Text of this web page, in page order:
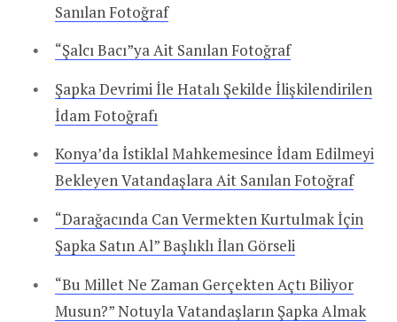
Sanılan Fotoğraf
“Şalcı Bacı”ya Ait Sanılan Fotoğraf
Şapka Devrimi İle Hatalı Şekilde İlişkilendirilen
İdam Fotoğrafı
Konya’da İstiklal Mahkemesince İdam Edilmeyi
Bekleyen Vatandaşlara Ait Sanılan Fotoğraf
“Darağacında Can Vermekten Kurtulmak İçin
Şapka Satın Al” Başlıklı İlan Görseli
“Bu Millet Ne Zaman Gerçekten Açtı Biliyor
Musun?” Notuyla Vatandaşların Şapka Almak